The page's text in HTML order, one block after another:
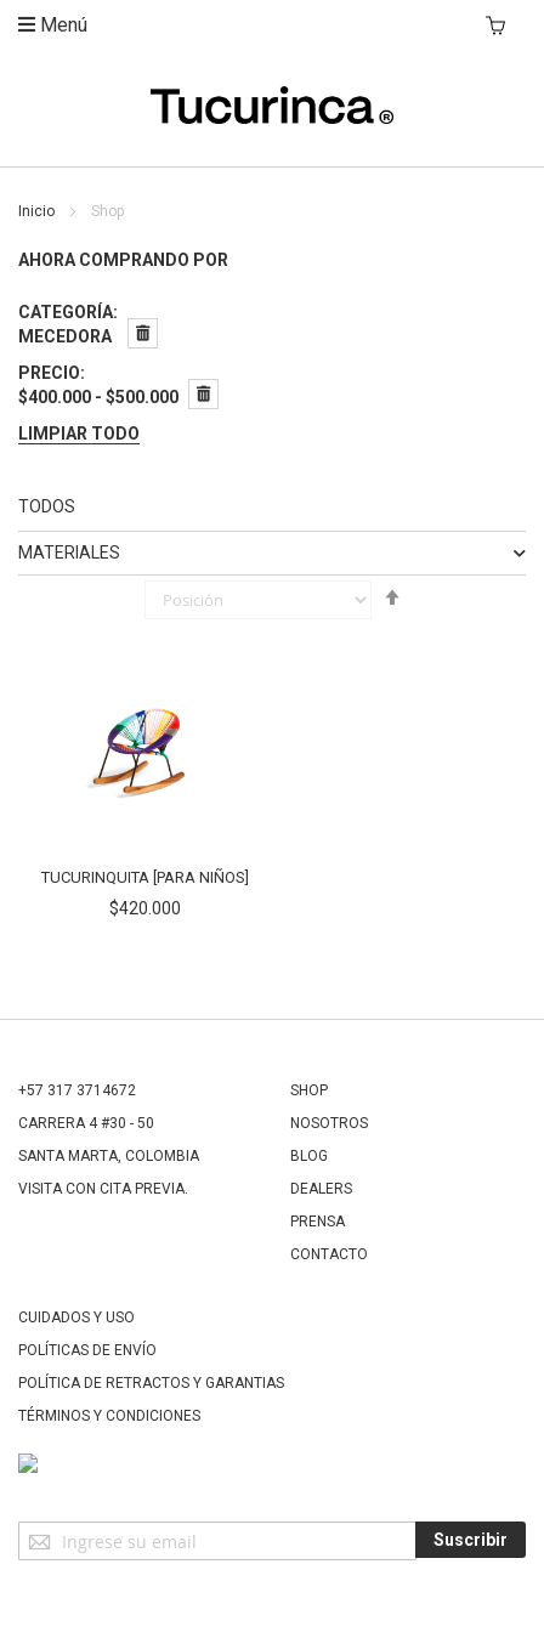
Menú Mi
Inicio Shop
AHORA COMPRANDO POR
CATEGORÍA
MECEDORA
PRECIO
$400.000 - $500.000
LIMPIAR TODO
TODOS
MATERIALES
ELEMENTO
TUCURINQUITA [PARA NIÑOS]
$420.000
+57 317 3714672
CARRERA 4 #30 - 50
SANTA MARTA, COLOMBIA
VISITA CON CITA PREVIA.
SHOP
NOSOTROS
BLOG
DEALERS
PRENSA
CONTACTO
CUIDADOS Y USO
POLÍTICAS DE ENVÍO
POLÍTICA DE RETRACTOS Y GARANTIAS
TÉRMINOS Y CONDICIONES
Suscríbase
a
Suscribir